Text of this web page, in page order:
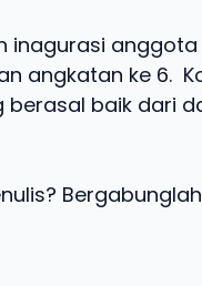
anggota
angkatan ke 6.
baik dari